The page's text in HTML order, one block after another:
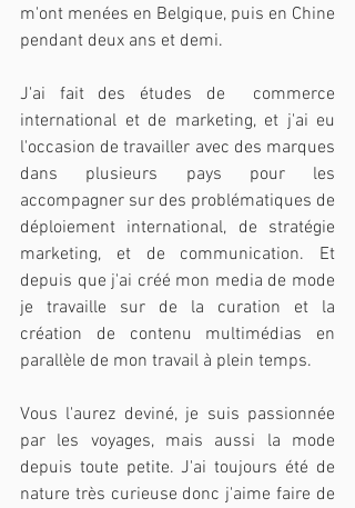
m'ont menées en Belgique, puis en Chine
pendant deux ans et demi.
J'ai fait des études de  commerce
international et de marketing, et j'ai eu
l'occasion de travailler avec des marques
dans plusieurs pays pour les
accompagner sur des problématiques de
déploiement international, de stratégie
marketing, et de communication. Et
depuis que j'ai créé mon media de mode
je travaille sur de la curation et la
création de contenu multimédias en
parallèle de mon travail à plein temps.
Vous l'aurez deviné, je suis passionnée
par les voyages, mais aussi la mode
depuis toute petite. J'ai toujours été de
nature très curieuse donc j'aime faire de